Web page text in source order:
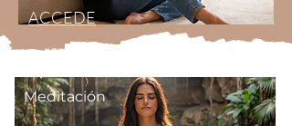
ACCEDE
Meditación